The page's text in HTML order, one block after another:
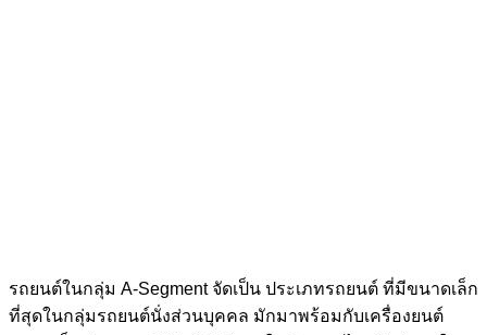
รถยนต์ในกลุ่ม A-Segment จัดเป็น ประเภทรถยนต์ ที่มีขนาดเล็ก
ที่สุดในกลุ่มรถยนต์นั่งส่วนบุคคล มักมาพร้อมกับเครื่องยนต์